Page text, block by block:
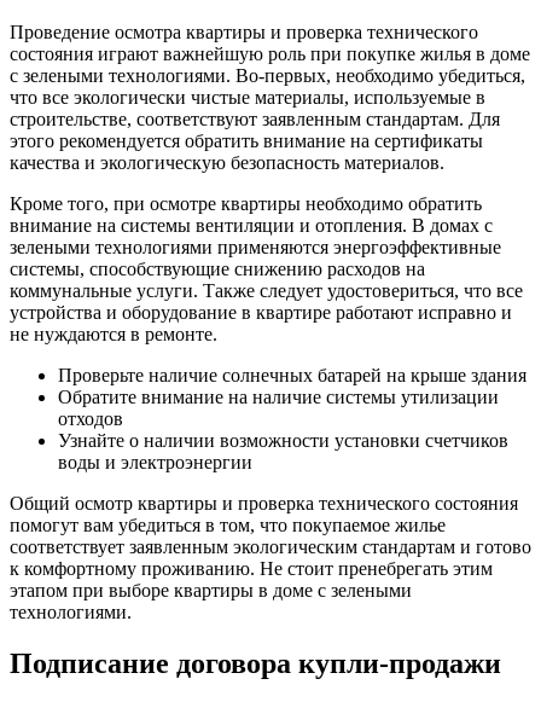
Проведение осмотра квартиры и проверка технического
состояния играют важнейшую роль при покупке жилья в доме
с зелеными технологиями. Во-первых, необходимо убедиться,
что все экологически чистые материалы, используемые в
строительстве, соответствуют заявленным стандартам. Для
этого рекомендуется обратить внимание на сертификаты
качества и экологическую безопасность материалов.
Кроме того, при осмотре квартиры необходимо обратить
внимание на системы вентиляции и отопления. В домах с
зелеными технологиями применяются энергоэффективные
системы, способствующие снижению расходов на
коммунальные услуги. Также следует удостовериться, что все
устройства и оборудование в квартире работают исправно и
не нуждаются в ремонте.
Проверьте наличие солнечных батарей на крыше здания
Обратите внимание на наличие системы утилизации
отходов
Узнайте о наличии возможности установки счетчиков
воды и электроэнергии
Общий осмотр квартиры и проверка технического состояния
помогут вам убедиться в том, что покупаемое жилье
соответствует заявленным экологическим стандартам и готово
к комфортному проживанию. Не стоит пренебрегать этим
этапом при выборе квартиры в доме с зелеными
технологиями.
Подписание договора купли-продажи